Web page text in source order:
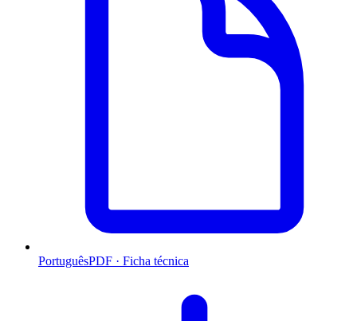
PortuguêsPDF · Ficha técnica